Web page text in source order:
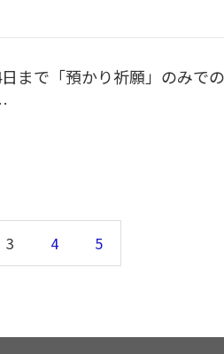
で「預かり祈願」のみで
3 4 5